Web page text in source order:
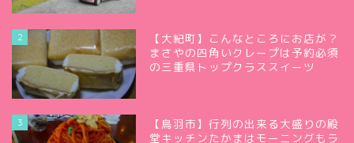
2
【大紀町】こんなところにお店が？
まさやの四角いクレープは予約必須
の三重県トップクラススイーツ
3
【鳥羽市】行列の出来る大盛りの殿
堂キッチンたかまはモーニングもラ